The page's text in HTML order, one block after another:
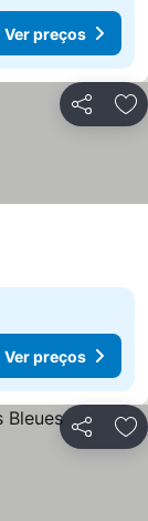
Ver preços
Partilhar
Ver preços
Partilhar